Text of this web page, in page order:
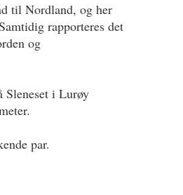
til Nordland, og her
rapporteres det
og
Sleneset i Lurøy
par.